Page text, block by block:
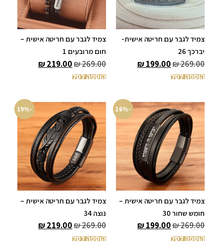
צמיד לגבר עם חריטה אישית-
יברכך 26
₪269.00
₪199.00
הוספה לסל
צמיד לגבר עם חריטה אישית –
חום מרובעים 1
₪269.00
₪219.00
הוספה לסל
-26%
צמיד לגבר עם חריטה אישית –
חומש שחור 30
₪269.00
₪199.00
הוספה לסל
-19%
צמיד לגבר עם חריטה אישית –
נוצה 34
₪269.00
₪219.00
הוספה לסל